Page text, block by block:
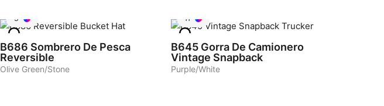
3
B686 Sombrero De Pesca
Reversible
Olive Green/Stone
11
B645 Gorra De Camionero
Vintage Snapback
Purple/White